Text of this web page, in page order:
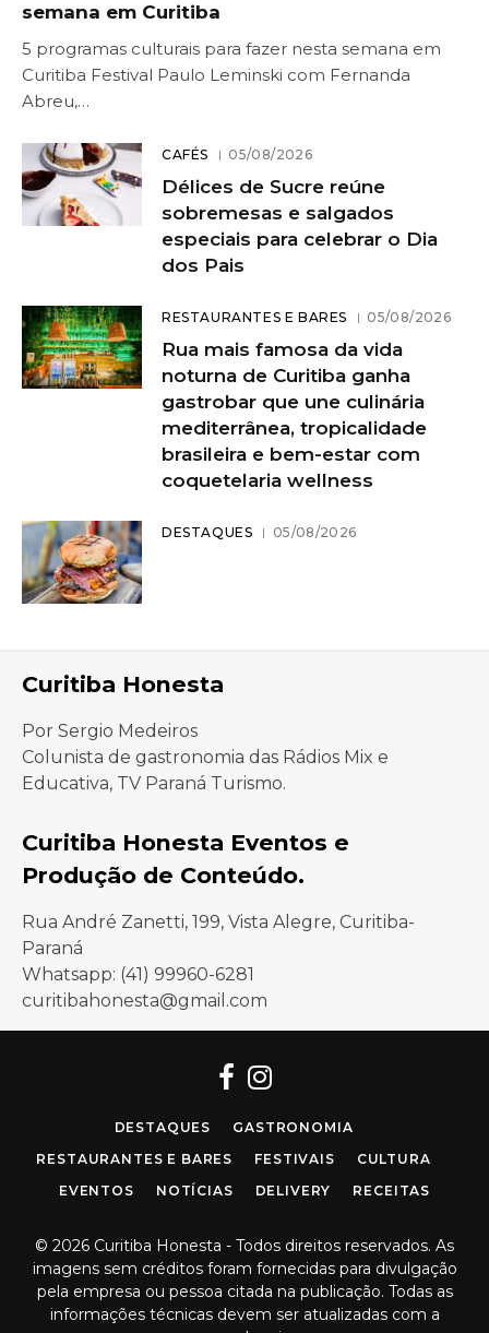
semana em Curitiba
5 programas culturais para fazer nesta semana em
Curitiba Festival Paulo Leminski com Fernanda
Abreu,…
CAFÉS 05/08/2026
Délices de Sucre reúne
sobremesas e salgados
especiais para celebrar o Dia
dos Pais
RESTAURANTES E BARES 05/08/2026
Rua mais famosa da vida
noturna de Curitiba ganha
gastrobar que une culinária
mediterrânea, tropicalidade
brasileira e bem-estar com
coquetelaria wellness
DESTAQUES 05/08/2026
Curitiba Honesta
Por Sergio Medeiros
Colunista de gastronomia das Rádios Mix e
Educativa, TV Paraná Turismo.
Curitiba Honesta Eventos e
Produção de Conteúdo.
Rua André Zanetti, 199, Vista Alegre, Curitiba-
Paraná
Whatsapp: (41) 99960-6281
curitibahonesta@gmail.com
Facebook
Instagram
DESTAQUES
GASTRONOMIA
RESTAURANTES E BARES
FESTIVAIS
CULTURA
EVENTOS
NOTÍCIAS DELIVERY RECEITAS
© 2026 Curitiba Honesta - Todos direitos reservados. As
imagens sem créditos foram fornecidas para divulgação
pela empresa ou pessoa citada na publicação. Todas as
informações técnicas devem ser atualizadas com a